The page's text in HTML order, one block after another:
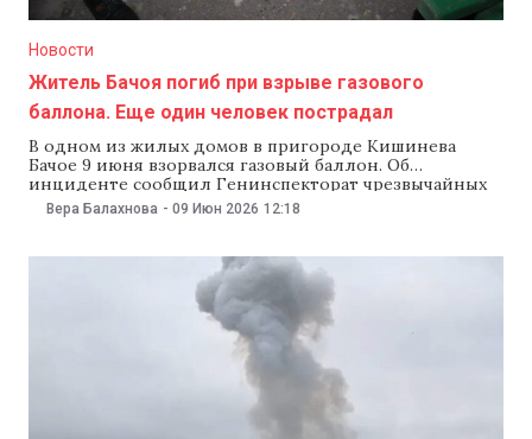
Новости
Житель Бачоя погиб при взрыве газового
баллона. Еще один человек пострадал
В одном из жилых домов в пригороде Кишинева
Бачое 9 июня взорвался газовый баллон. Об
инциденте сообщил Генинспекторат чрезвычайных
ситуаций, сотрудники которого прибыли туда по
вызову. Известно, что при взрыве пострадали 56-
мужчин доставили в больницу, где сын скончался от
полученных травм. По информации
Вера Балахнова - 09 Июн 2026 12:18